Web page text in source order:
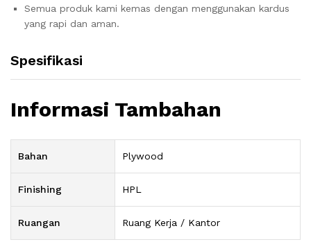
Semua produk kami kemas dengan menggunakan kardus
yang rapi dan aman.
Spesifikasi
Informasi Tambahan
Bahan Plywood
Finishing HPL
Ruangan Ruang Kerja / Kantor